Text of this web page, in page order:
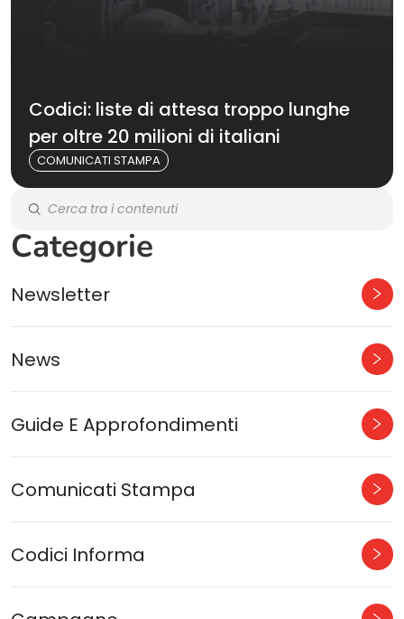
Codici: liste di attesa troppo lunghe
per oltre 20 milioni di italiani
COMUNICATI STAMPA
Categorie
Newsletter
News
Guide E Approfondimenti
Comunicati Stampa
Codici Informa